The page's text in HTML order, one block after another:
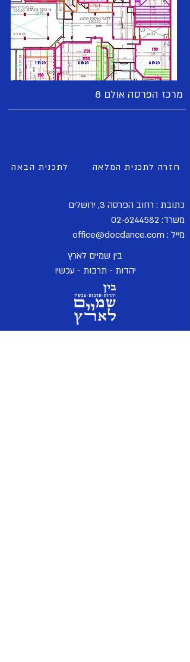
מרכז הפרסה אולם 8
לתכנית הבאה חזרה לתכנית המלאה
כתובת : רחוב הפרסה 3, ירושלים
משרד:
02-6244582
מייל : office@docdance.com
בין שמיים לארץ
יהדות - תרבות - עכשיו